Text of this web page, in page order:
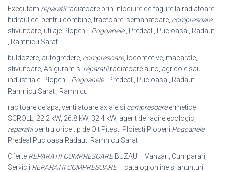
Executam reparatiiradiatoare prin inlocuire de fagure la radiatoare
hidraulice, pentru combine, tractoare, semanatoare, compresoare,
stivuitoare, utilaje Plopeni , Pogoanele, Predeal , Pucioasa , Radauti
, Ramnicu Sarat
buldozere, autogredere, compresoare, locomotive, macarale,
stivuitoare, Asiguram si reparatiiradiatoare auto, agricole sau
industriale. Plopeni , Pogoanele, Predeal , Pucioasa , Radauti ,
Ramnicu Sarat , Ramnicu
racitoare de apa, ventilatoare axiale si compresoareermetice
SCROLL, 22.2 kW, 26.8 kW, 32.4 kW, agent de racire ecologic,
reparatiipentru orice tip de Olt Pitesti Ploiesti Plopeni Pogoanele
Predeal Pucioasa Radauti Ramnicu Sarat
Oferte REPARATII COMPRESOAREBUZAU – Vanzari, Cumparari,
Servicii REPARATII COMPRESOARE– catalog online si anunturi.